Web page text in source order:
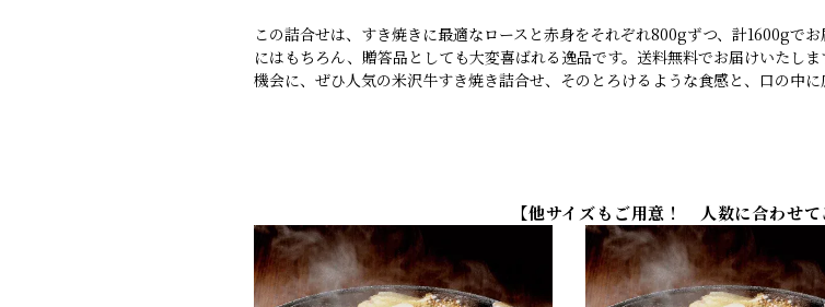
この詰合せは、すき焼きに最適なロースと赤身をそれぞれ800gずつ、計1600gで
にはもちろん、贈答品としても大変喜ばれる逸品です。送料無料でお届けいたし
機会に、ぜひ人気の米沢牛すき焼き詰合せ、そのとろけるような食感と、口の中
【他サイズもご用意！ 人数に合わせて